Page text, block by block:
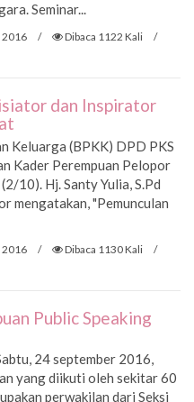
Seminar...
/ Dibaca 1122 Kali
/
dan Inspirator
Keluarga (BPKK) DPD PKS
Kader Perempuan Pelopor
10). Hj. Santy Yulia, S.Pd
mengatakan, "Pemunculan
/ Dibaca 1130 Kali
/
Public Speaking
24 september 2016,
yang diikuti oleh sekitar 60
perwakilan dari Seksi